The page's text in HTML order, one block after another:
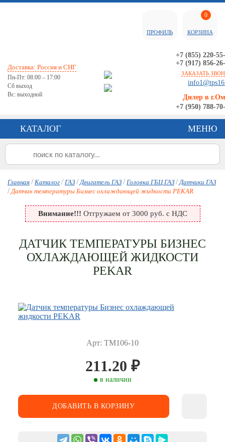
Доставка: Россия и СНГ
Пн-Пт: 08:00 – 17:00
Сб выход
Вс: выходной
+7 (855) 220-
+7 (917) 856-
ЗАКАЗАТЬ
Дилер в
+7 (950) 788-
ПРОФИЛЬ
0
КОРЗИНА
КАТАЛОГ МЕНЮ
Главная / Каталог / ГАЗ / Двигатель ГАЗ / Головка ГБЦ ГАЗ / Датчики ГАЗ
/ Датчик температуры Бизнес охлаждающей жидкости PEKAR
Внимание!!! Отгружаем от 3000 руб. с НДС
ДАТЧИК ТЕМПЕРАТУРЫ БИЗНЕС
ОХЛАЖДАЮЩЕЙ ЖИДКОСТИ
PEKAR
Арт: ТМ106-10
211.20 ₽
в наличии
ДОБАВИТЬ В КОРЗИНУ